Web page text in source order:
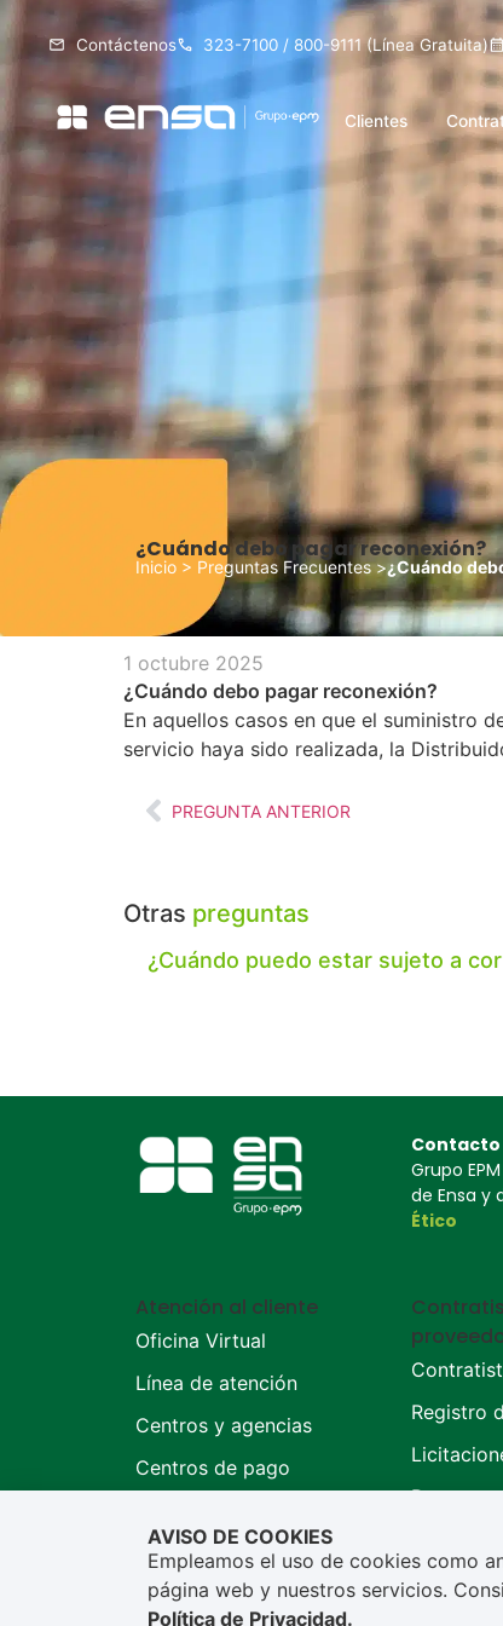
Contáctenos 323-7100 / 800-9111 (Línea Gratuita)
Clientes
¿Cuándo debo pagar reconexión?
Inicio > Preguntas Frecuentes>¿Cuándo
1 octubre 2025
¿Cuándo debo pagar reconexión?
En aquellos casos en que el suministro
servicio haya sido realizada, la
PREGUNTA ANTERIOR
Otras preguntas
¿Cuándo puedo estar sujeto a
Grupo
de Ensa y
Ético
Atención al cliente
Oficina Virtual
Línea de atención
Centros y agencias
Centros de pago
Registro
Mapa del sitio web Copyright
AVISO DE COOKIES
Empleamos el uso de cookies como
página web y nuestros servicios.
Política de Privacidad.